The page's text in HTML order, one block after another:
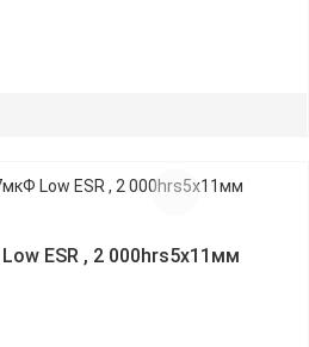
ESR , 2 000hrs5х11мм